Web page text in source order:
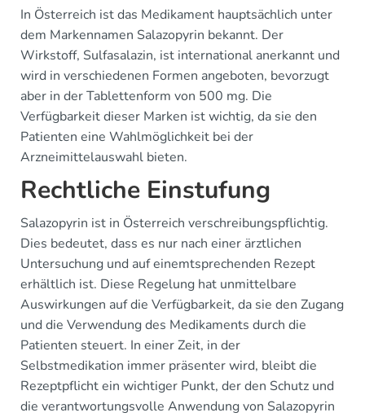
In Österreich ist das Medikament hauptsächlich unter
dem Markennamen Salazopyrin bekannt. Der
Wirkstoff, Sulfasalazin, ist international anerkannt und
wird in verschiedenen Formen angeboten, bevorzugt
aber in der Tablettenform von 500 mg. Die
Verfügbarkeit dieser Marken ist wichtig, da sie den
Patienten eine Wahlmöglichkeit bei der
Arzneimittelauswahl bieten.
Rechtliche Einstufung
Salazopyrin ist in Österreich verschreibungspflichtig.
Dies bedeutet, dass es nur nach einer ärztlichen
Untersuchung und auf einemtsprechenden Rezept
erhältlich ist. Diese Regelung hat unmittelbare
Auswirkungen auf die Verfügbarkeit, da sie den Zugang
und die Verwendung des Medikaments durch die
Patienten steuert. In einer Zeit, in der
Selbstmedikation immer präsenter wird, bleibt die
Rezeptpflicht ein wichtiger Punkt, der den Schutz und
die verantwortungsvolle Anwendung von Salazopyrin